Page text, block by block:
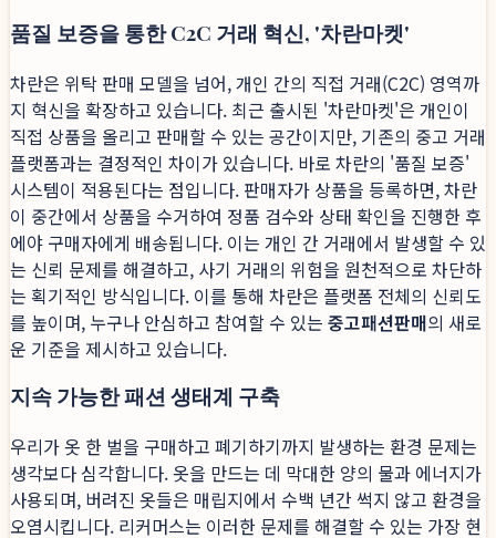
품질 보증을 통한 C2C 거래 혁신, '차란마켓'
차란은 위탁 판매 모델을 넘어, 개인 간의 직접 거래(C2C) 영역까
지 혁신을 확장하고 있습니다. 최근 출시된 '차란마켓'은 개인이
직접 상품을 올리고 판매할 수 있는 공간이지만, 기존의 중고 거래
플랫폼과는 결정적인 차이가 있습니다. 바로 차란의 '품질 보증'
시스템이 적용된다는 점입니다. 판매자가 상품을 등록하면, 차란
이 중간에서 상품을 수거하여 정품 검수와 상태 확인을 진행한 후
에야 구매자에게 배송됩니다. 이는 개인 간 거래에서 발생할 수 있
는 신뢰 문제를 해결하고, 사기 거래의 위험을 원천적으로 차단하
는 획기적인 방식입니다. 이를 통해 차란은 플랫폼 전체의 신뢰도
를 높이며, 누구나 안심하고 참여할 수 있는 중고패션판매의 새로
운 기준을 제시하고 있습니다.
지속 가능한 패션 생태계 구축
우리가 옷 한 벌을 구매하고 폐기하기까지 발생하는 환경 문제는
생각보다 심각합니다. 옷을 만드는 데 막대한 양의 물과 에너지가
사용되며, 버려진 옷들은 매립지에서 수백 년간 썩지 않고 환경을
오염시킵니다. 리커머스는 이러한 문제를 해결할 수 있는 가장 현